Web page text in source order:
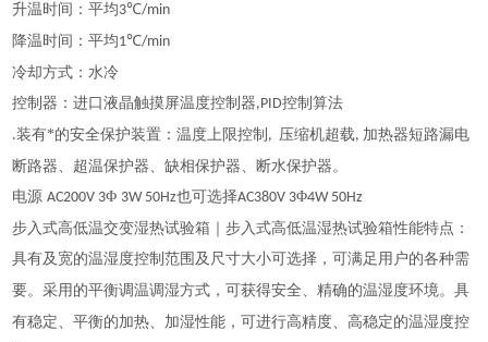
升温时间：平均3℃/min
降温时间：平均1℃/min
冷却方式：水冷
控制器：进口液晶触摸屏温度控制器,PID控制算法
.装有*的安全保护装置：温度上限控制 ,压缩机超载,加热器短路漏电
断路器、超温保护器、缺相保护器、断水保护器。
电源 AC200V 3Φ 3W 50Hz也可选择AC380V 3Φ4W 50Hz
步入式高低温交变湿热试验箱｜步入式高低温湿热试验箱性能特点：
具有及宽的温湿度控制范围及尺寸大小可选择，可满足用户的各种需
要。采用 的平衡调温调湿方式，可获得安全、精确的温湿度环境。具
有稳定、平衡的加热、加湿性能，可进行高精度、高稳定的温湿度控